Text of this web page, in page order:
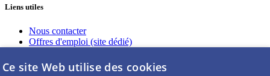
Liens utiles
Nous contacter
Offres d'emploi (site dédié)
Guides à télécharger
Intranet (réservé à nos salariés)
Ce site Web utilise des cookies